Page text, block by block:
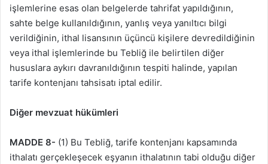
işlemlerine esas olan belgelerde tahrifat yapıldığının,
sahte belge kullanıldığının, yanlış veya yanıltıcı bilgi
verildiğinin, ithal lisansının üçüncü kişilere devredildiğinin
veya ithal işlemlerinde bu Tebliğ ile belirtilen diğer
hususlara aykırı davranıldığının tespiti halinde, yapılan
tarife kontenjanı tahsisatı iptal edilir.
Diğer mevzuat hükümleri
MADDE 8- (1) Bu Tebliğ, tarife kontenjanı kapsamında
ithalatı gerçekleşecek eşyanın ithalatının tabi olduğu diğer